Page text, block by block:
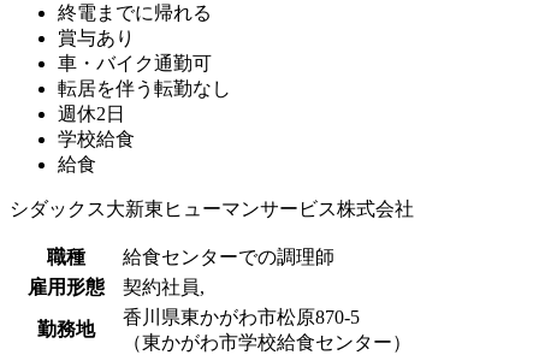
終電までに帰れる
賞与あり
車・バイク通勤可
転居を伴う転勤なし
週休2日
学校給食
給食
シダックス大新東ヒューマンサービス株式会社
職種
給食センターでの調理師
雇用形態
契約社員,
勤務地
香川県東かがわ市松原870-5
（東かがわ市学校給食センター）